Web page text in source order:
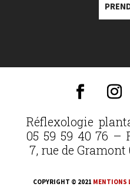
Réflexologie
05 59 59 40 76 –
7, rue de Gramont
COPYRIGHT © 2021 MENTIONS